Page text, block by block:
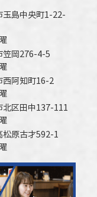
玉島中央町1-22-
笠岡276-4-5
西阿知町16-2
北区田中137-111
松原古才592-1